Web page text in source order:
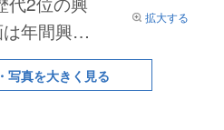
拡大する
年間興収
興収での発
2001年以降
新。対
写真を大きく見る